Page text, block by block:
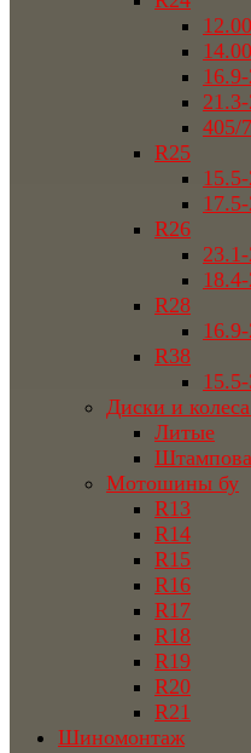
405/
R25
R26
R28
R38
Диски и
Литые
Мотошины бу
R13
R14
R15
R16
R17
R18
R19
R20
R21
Шиномонтаж